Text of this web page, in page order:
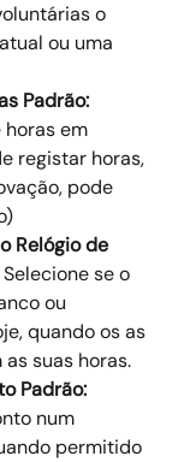
o
ou uma
Padrão:
em
registar horas,
pode
Relógio de
Selecione se o
ou
quando os as
suas horas.
Padrão:
num
permitido